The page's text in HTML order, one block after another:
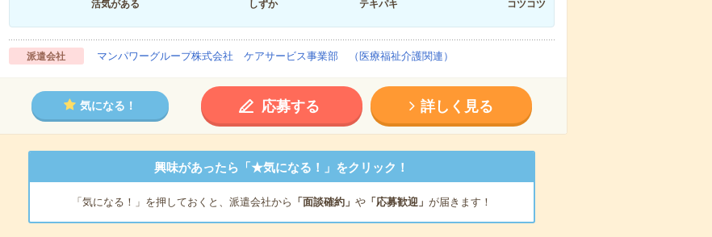
活気がある
しずか
テキパキ
コツコツ
派遣会社 マンパワーグループ株式会社 ケアサービス事業部 （医療福祉介護関連）
気になる！ 応募する 詳しく見る
興味があったら「★気になる！」をクリック！
「気になる！」を押しておくと、派遣会社から 「面談確約」 や「応募歓迎」 が届きます！